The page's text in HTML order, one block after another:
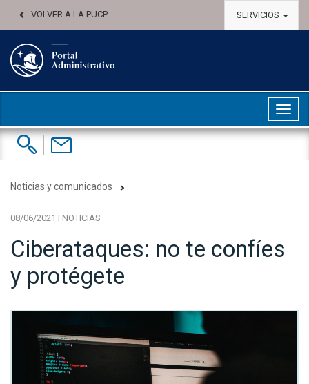
VOLVER A LA PUCP SERVICIOS
Buscar:
Contáctenos
Noticias y comunicados
08/06/2021 | NOTICIAS
Ciberataques: no te confíes
y protégete